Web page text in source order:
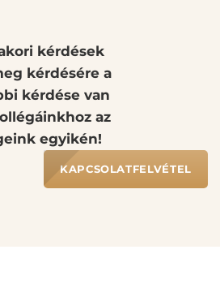
kérdések
kérdésére a
kérdése van
az
egyikén!
KAPCSOLATFELVÉTEL